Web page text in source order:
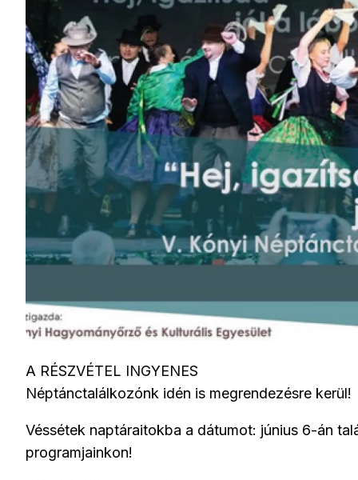
A RÉSZVÉTEL INGYENES
Néptánctalálkozónk idén is megrendezésre kerül!
Véssétek naptáraitokba a dátumot: június 6-án
programjainkon!